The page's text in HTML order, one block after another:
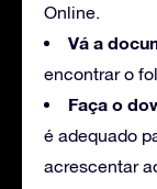
Online.
Vá a
encontrar o
Faça o
é adequado
acrescentar